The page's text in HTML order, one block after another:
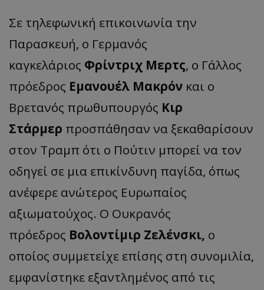
Σε τηλεφωνική επικοινωνία την
Παρασκευή, ο Γερμανός
καγκελάριος Φρίντριχ Μερτς, ο Γάλλος
πρόεδρος Εμανουέλ Μακρόν και ο
Βρετανός πρωθυπουργός Κιρ
Στάρμερ προσπάθησαν να ξεκαθαρίσουν
στον Τραμπ ότι ο Πούτιν μπορεί να τον
οδηγεί σε μια επικίνδυνη παγίδα, όπως
ανέφερε ανώτερος Ευρωπαίος
αξιωματούχος. Ο Ουκρανός
πρόεδρος Βολοντίμιρ Ζελένσκι, ο
οποίος συμμετείχε επίσης στη συνομιλία,
εμφανίστηκε εξαντλημένος από τις